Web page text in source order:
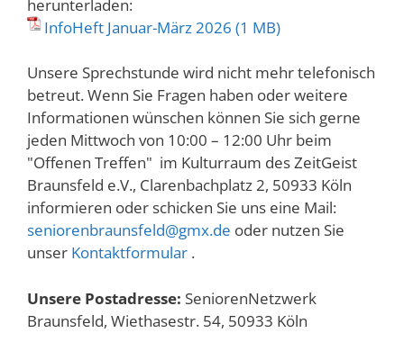
herunterladen:
InfoHeft Januar-März 2026
Unsere Sprechstunde wird nicht mehr telefonisch
betreut. Wenn Sie Fragen haben oder weitere
Informationen wünschen können Sie sich gerne
jeden Mittwoch von 10:00 – 12:00 Uhr beim
"Offenen Treffen" im Kulturraum des ZeitGeist
Braunsfeld e.V., Clarenbachplatz 2, 50933 Köln
informieren oder schicken Sie uns eine Mail:
seniorenbraunsfeld@gmx.de oder nutzen Sie
unser Kontaktformular .
Unsere Postadresse: SeniorenNetzwerk
Braunsfeld, Wiethasestr. 54, 50933 Köln